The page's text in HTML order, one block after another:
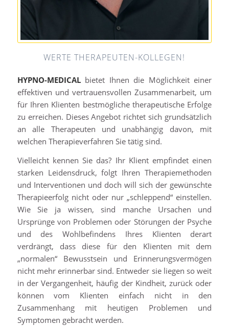
WERTE THERAPEUTEN-KOLLEGEN!
HYPNO-MEDICALbietet Ihnen die Möglichkeit einer
effektiven und vertrauensvollen Zusammenarbeit, um
für Ihren Klienten bestmögliche therapeutische Erfolge
zu erreichen. Dieses Angebot richtet sich grundsätzlich
an alle Therapeuten und unabhängig davon, mit
welchen Therapieverfahren Sie tätig sind.
Vielleicht kennen Sie das? Ihr Klient empfindet einen
starken Leidensdruck, folgt Ihren Therapiemethoden
und Interventionen und doch will sich der gewünschte
Therapieerfolg nicht oder nur „schleppend“ einstellen.
Wie Sie ja wissen, sind manche Ursachen und
Ursprünge von Problemen oder Störungen der Psyche
und des Wohlbefindens Ihres Klienten derart
verdrängt, dass diese für den Klienten mit dem
„normalen“ Bewusstsein und Erinnerungsvermögen
nicht mehr erinnerbar sind. Entweder sie liegen so weit
in der Vergangenheit, häufig der Kindheit, zurück oder
können vom Klienten einfach nicht in den
Zusammenhang mit heutigen Problemen und
Symptomen gebracht werden.